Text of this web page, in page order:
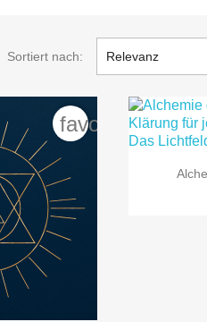
Sortiert nach: Relevanz
favorite_border